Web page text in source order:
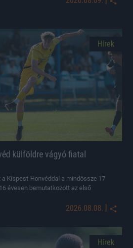
Hírek
külföldre vágyó fiatal
Kispest-Honvéddal a mindössze 17
évesen bemutatkozott az első
2026.08.08. |
Hírek